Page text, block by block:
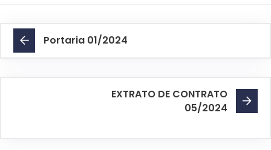
Portaria 01/2024
EXTRATO DE CONTRATO
05/2024